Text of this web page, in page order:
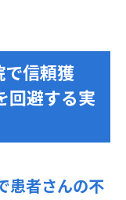
信頼獲
回避する実
患者さんの不